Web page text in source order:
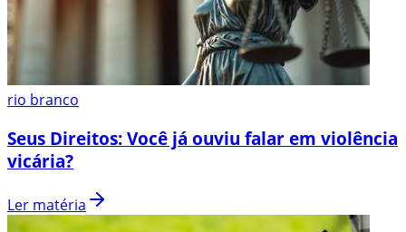
rio branco
Seus Direitos: Você já ouviu falar em violência
vicária?
Ler matéria